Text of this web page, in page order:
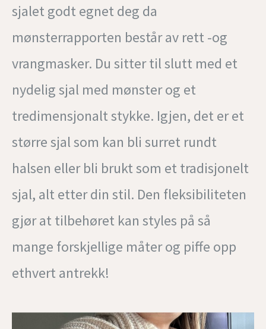
sjalet godt egnet deg da
mønsterrapporten består av rett -og
vrangmasker. Du sitter til slutt med et
nydelig sjal med mønster og et
tredimensjonalt stykke. Igjen, det er et
større sjal som kan bli surret rundt
halsen eller bli brukt som et tradisjonelt
sjal, alt etter din stil. Den fleksibiliteten
gjør at tilbehøret kan styles på så
mange forskjellige måter og piffe opp
ethvert antrekk!